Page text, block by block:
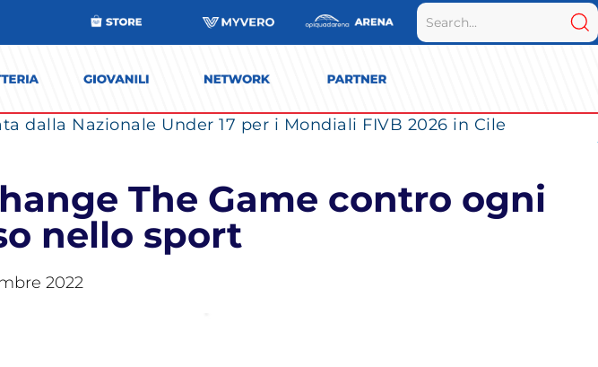
dalla Nazionale Under 17 per i Mondiali FIVB 2026 in Cile
The Game contro ogni
nello sport
2022